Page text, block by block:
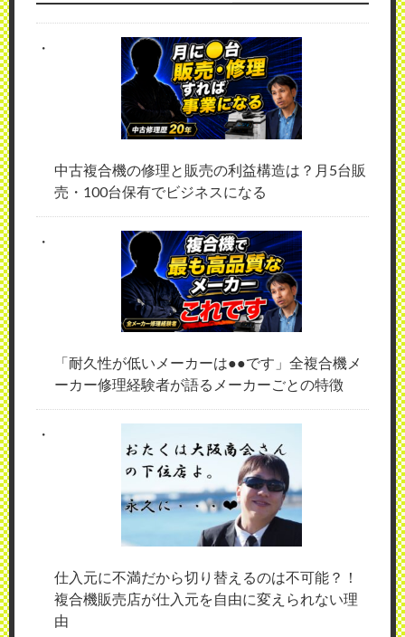
中古複合機の修理と販売の利益構造は？月5台販
売・100台保有でビジネスになる
「耐久性が低いメーカーは●●です」全複合機メ
ーカー修理経験者が語るメーカーごとの特徴
仕入元に不満だから切り替えるのは不可能？！
複合機販売店が仕入元を自由に変えられない理
由